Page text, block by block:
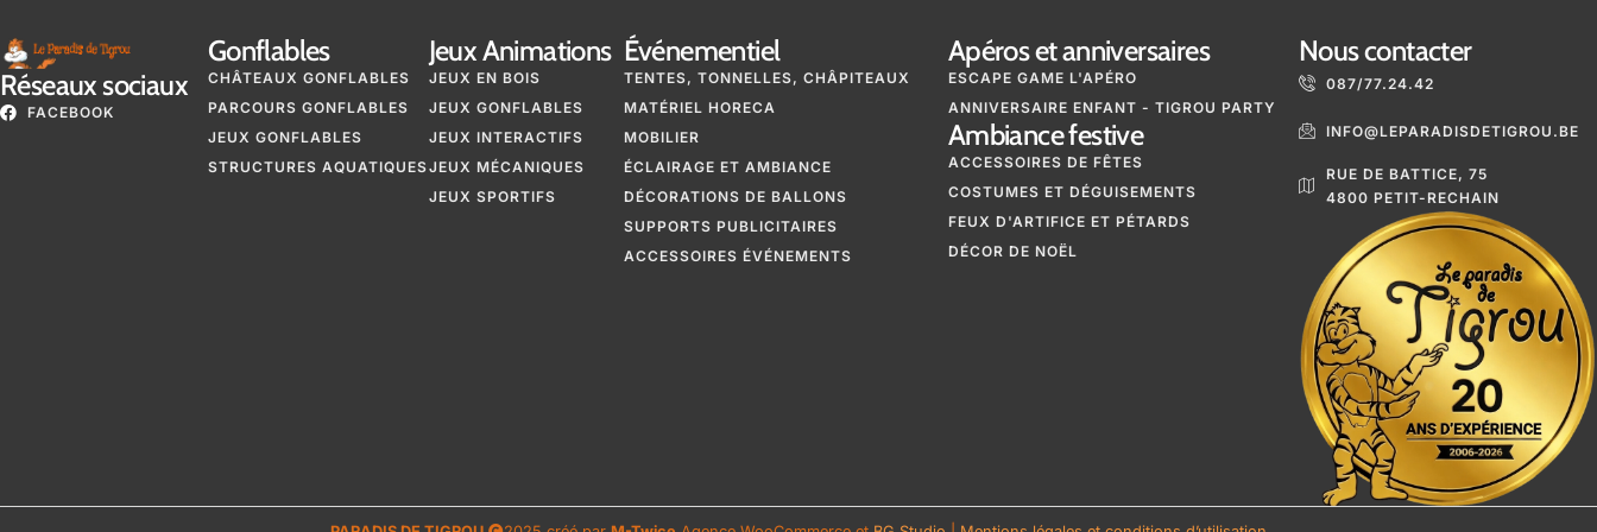
Réseaux sociaux
FACEBOOK
Gonflables
CHÂTEAUX GONFLABLES
PARCOURS GONFLABLES
JEUX GONFLABLES
STRUCTURES AQUATIQUES
Jeux Animations
JEUX EN BOIS
JEUX GONFLABLES
JEUX INTERACTIFS
JEUX MÉCANIQUES
JEUX SPORTIFS
Événementiel
TENTES, TONNELLES, CHÂPITEAUX
MATÉRIEL HORECA
MOBILIER
ÉCLAIRAGE ET AMBIANCE
DÉCORATIONS DE BALLONS
SUPPORTS PUBLICITAIRES
ACCESSOIRES ÉVÉNEMENTS
Apéros et anniversaires
ESCAPE GAME L'APÉRO
ANNIVERSAIRE ENFANT - TIGROU PARTY
Ambiance festive
ACCESSOIRES DE FÊTES
COSTUMES ET DÉGUISEMENTS
FEUX D'ARTIFICE ET PÉTARDS
DÉCOR DE NOËL
Nous contacter
087/77.24.42
INFO@LEPARADISDETIGROU.BE
RUE DE BATTICE, 75
4800 PETIT-RECHAIN